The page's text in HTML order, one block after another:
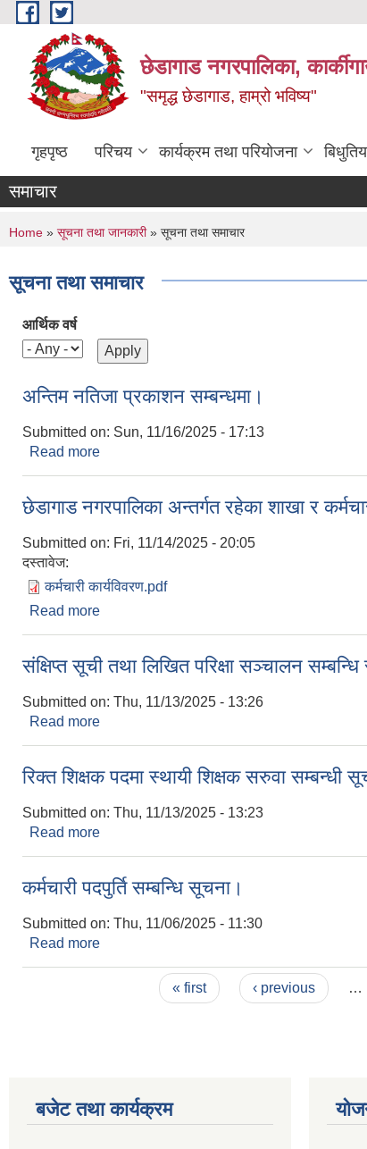
Skip to main content
छेडागाड नगरपालिका,
"समृद्ध छेडागाड, हाम्रो भविष्य"
गृहपृष्ठ परिचय कार्यक्रम तथा परियोजना
समाचार
You are here
Home » सूचना तथा जानकारी» सूचना तथा समाचार
सूचना तथा समाचार
आर्थिक वर्ष
अन्तिम नतिजा प्रकाशन सम्बन्धमा।
Submitted on: Sun, 11/16/2025 - 17:13
Read more
छेडागाड नगरपालिका अन्तर्गत रहेका शाखा र
Submitted on: Fri, 11/14/2025 - 20:05
दस्तावेज:
कर्मचारी कार्यविवरण.pdf
Read more
संक्षिप्त सूची तथा लिखित परिक्षा सञ्चालन
Submitted on: Thu, 11/13/2025 - 13:26
Read more
रिक्त शिक्षक पदमा स्थायी शिक्षक सरुवा सम्बन्धी
Submitted on: Thu, 11/13/2025 - 13:23
Read more
कर्मचारी पदपुर्ति सम्बन्धि सूचना।
Submitted on: Thu, 11/06/2025 - 11:30
Read more
« first ‹ previous …
बजेट तथा कार्यक्रम